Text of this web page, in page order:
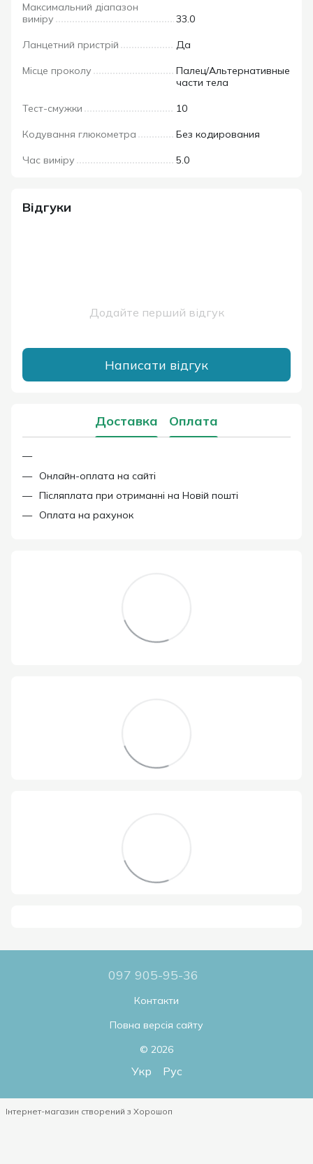
Максимальний діапазон
виміру
33.0
Ланцетний пристрій Да
Місце проколу
Палец/Альтернативные
части тела
Тест-смужки 10
Кодування глюкометра Без кодирования
Час виміру 5.0
Відгуки
Додайте перший відгук
Написати відгук
Доставка Оплата
Онлайн-оплата на сайті
Післяплата при отриманні на Новій пошті
Оплата на рахунок
097 905-95-36
Контакти
Повна версія сайту
© 2026
Укр Рус
Інтернет-магазин створений з Хорошоп